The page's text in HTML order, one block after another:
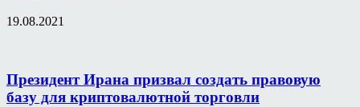
19.08.2021
Президент Ирана призвал создать правовую
базу для криптовалютной торговли